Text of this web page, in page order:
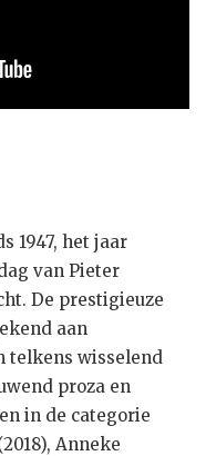
1947, het jaar
van Pieter
De prestigieuze
aan
telkens wisselend
proza en
in de categorie
Anneke